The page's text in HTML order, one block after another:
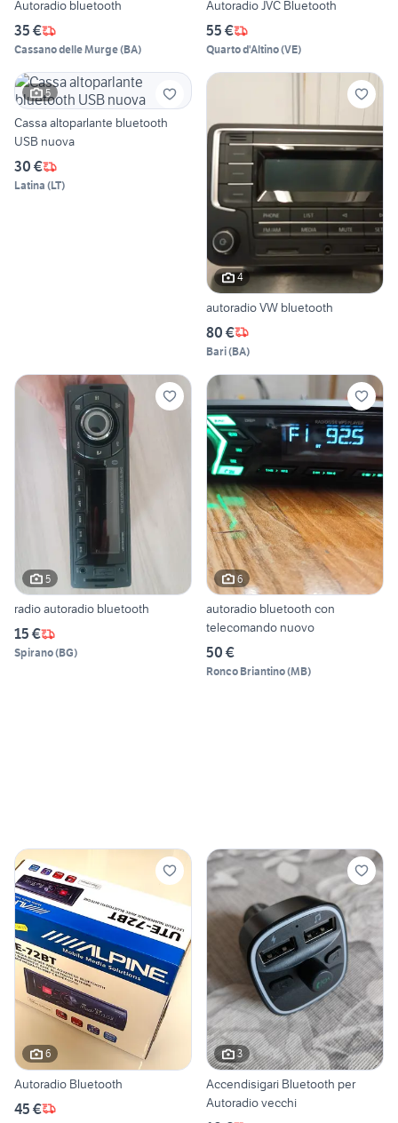
Autoradio bluetooth
35 €
Cassano delle Murge(BA)
Autoradio JVC Bluetooth
55 €
Quarto d'Altino(VE)
5
Cassa altoparlante bluetooth
USB nuova
30 €
Latina (LT)
4
autoradio VW bluetooth
80 €
Bari(BA)
5
radio autoradio bluetooth
15 €
Spirano(BG)
6
autoradio bluetooth con
telecomando nuovo
50 €
Ronco Briantino(MB)
6
Autoradio Bluetooth
45 €
3
Accendisigari Bluetooth per
Autoradio vecchi